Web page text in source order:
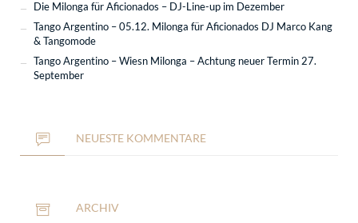
Die Milonga für Aficionados – DJ-Line-up im Dezember
Tango Argentino – 05.12. Milonga für Aficionados DJ Marco Kang
& Tangomode
Tango Argentino – Wiesn Milonga – Achtung neuer Termin 27.
September
NEUESTE KOMMENTARE
ARCHIV